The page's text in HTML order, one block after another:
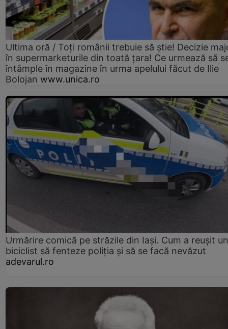
Ultima oră / Toți românii trebuie să știe! Decizie
în supermarketurile din toată țara! Ce urmează să
întâmple în magazine în urma apelului făcut de Ilie
Bolojan www.unica.ro
Urmărire comică pe străzile din Iași. Cum a reușit un
biciclist să fenteze poliția și să se facă nevăzut
adevarul.ro